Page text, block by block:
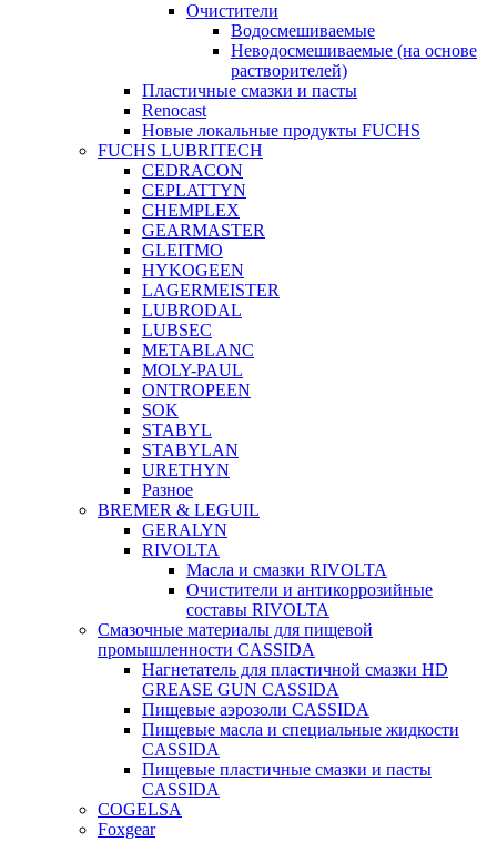
Очистители
Водосмешиваемые
Неводосмешиваемые (на основе
растворителей)
Пластичные смазки и пасты
Renocast
Новые локальные продукты FUCHS
FUCHS LUBRITECH
CEDRACON
CEPLATTYN
CHEMPLEX
GEARMASTER
GLEITMO
HYKOGEEN
LAGERMEISTER
LUBRODAL
LUBSEC
METABLANC
MOLY-PAUL
ONTROPEEN
SOK
STABYL
STABYLAN
URETHYN
Разное
BREMER & LEGUIL
GERALYN
RIVOLTA
Масла и смазки RIVOLTA
Очистители и антикоррозийные
составы RIVOLTA
Смазочные материалы для пищевой
промышленности CASSIDA
Нагнетатель для пластичной смазки HD
GREASE GUN CASSIDA
Пищевые аэрозоли CASSIDA
Пищевые масла и специальные жидкости
CASSIDA
Пищевые пластичные смазки и пасты
CASSIDA
COGELSA
Foxgear